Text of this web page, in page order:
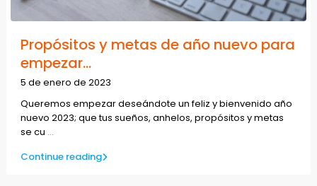
Propósitos y metas de año nuevo para
empezar...
5 de enero de 2023
Queremos empezar deseándote un feliz y bienvenido año
nuevo 2023; que tus sueños, anhelos, propósitos y metas
se cu ...
Continue reading